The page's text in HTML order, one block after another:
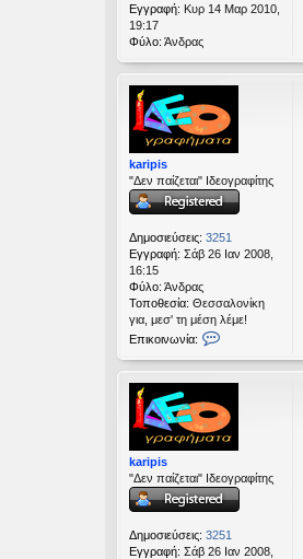
Εγγραφή: Κυρ 14 Μαρ 2010,
19:17
Φύλο: Άνδρας
karipis
"Δεν παίζεται" Ιδεογραφίτης
Δημοσιεύσεις: 3251
Εγγραφή: Σάβ 26 Ιαν 2008,
16:15
Φύλο: Άνδρας
Τοποθεσία: Θεσσαλονίκη
για, μεσ' τη μέση λέμε!
Επικοινωνία:
κ
ι
ν
ω
ί
α
k
a
r
karipis
"Δεν παίζεται" Ιδεογραφίτης
Δημοσιεύσεις: 3251
Εγγραφή: Σάβ 26 Ιαν 2008,